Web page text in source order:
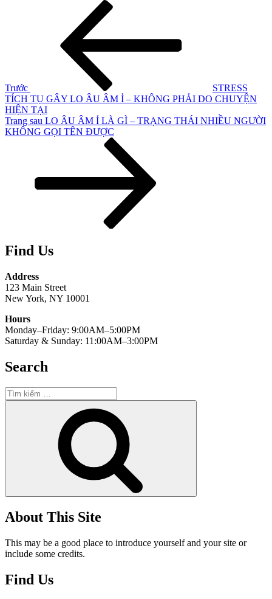
Trước
STRESS
TÍCH TỤ GÂY LO ÂU ÂM Ỉ – KHÔNG PHẢI DO CHUYỆN
HIỆN TẠI
Bài
tiếp
Trang sau LO ÂU ÂM Ỉ LÀ GÌ – TRẠNG THÁI NHIỀU NGƯỜI
KHÔNG GỌI TÊN ĐƯỢC
Find Us
Address
123 Main Street
New York, NY 10001
Hours
Monday–Friday: 9:00AM–5:00PM
Saturday & Sunday: 11:00AM–3:00PM
Search
Tìm
kiếm:
About This Site
This may be a good place to introduce yourself and your site or
include some credits.
Find Us